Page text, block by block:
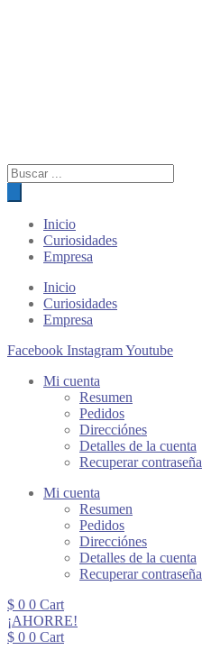
Búsqueda
de
productos
Inicio
Curiosidades
Empresa
Inicio
Curiosidades
Empresa
Facebook InstagramYoutube
Mi cuenta
Resumen
Pedidos
Direcciónes
Detalles de la cuenta
Recuperar contraseña
Mi cuenta
Resumen
Pedidos
Direcciónes
Detalles de la cuenta
Recuperar contraseña
$ 0 0 Cart
¡AHORRE!
$ 0 0 Cart